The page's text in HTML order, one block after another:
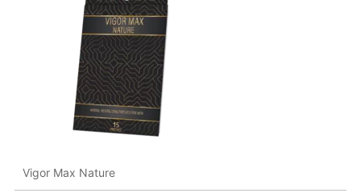
Vigor Max Nature